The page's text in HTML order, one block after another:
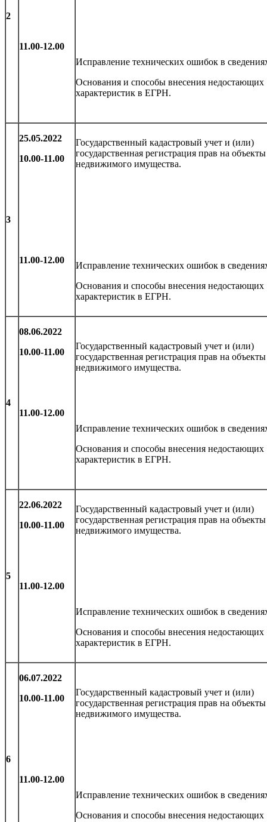
2
11.00-12.00
Исправление технических ошибок в
Основания и способы внесения недостающих
характеристик в ЕГРН.
3
25.05.2022
10.00-11.00
11.00-12.00
Государственный кадастровый учет и (или)
государственная регистрация прав на объекты
недвижимого имущества.
Исправление технических ошибок в
Основания и способы внесения недостающих
характеристик в ЕГРН.
4
08.06.2022
10.00-11.00
11.00-12.00
Государственный кадастровый учет и (или)
государственная регистрация прав на объекты
недвижимого имущества.
Исправление технических ошибок в
Основания и способы внесения недостающих
характеристик в ЕГРН.
5
22.06.2022
10.00-11.00
11.00-12.00
Государственный кадастровый учет и (или)
государственная регистрация прав на объекты
недвижимого имущества.
Исправление технических ошибок в
Основания и способы внесения недостающих
характеристик в ЕГРН.
6
06.07.2022
10.00-11.00
11.00-12.00
Государственный кадастровый учет и (или)
государственная регистрация прав на объекты
недвижимого имущества.
Исправление технических ошибок в
Основания и способы внесения недостающих